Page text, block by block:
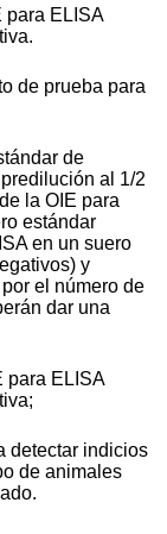
para ELISA
de prueba para
de
al 1/2
la OIE para
estándar
en un suero
y
el número de
dar una
para ELISA
detectar indicios
de animales